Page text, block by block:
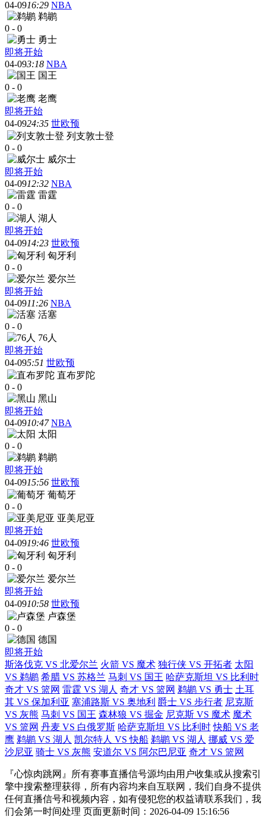
04-0916:29 NBA
鹈鹕
0 - 0
勇士
即将开始
04-093:18 NBA
国王
0 - 0
老鹰
即将开始
04-0924:35 世欧预
列支敦士登
0 - 0
威尔士
即将开始
04-0912:32 NBA
雷霆
0 - 0
湖人
即将开始
04-0914:23 世欧预
匈牙利
0 - 0
爱尔兰
即将开始
04-0911:26 NBA
活塞
0 - 0
76人
即将开始
04-095:51 世欧预
直布罗陀
0 - 0
黑山
即将开始
04-0910:47 NBA
太阳
0 - 0
鹈鹕
即将开始
04-0915:56 世欧预
葡萄牙
0 - 0
亚美尼亚
即将开始
04-0919:46 世欧预
匈牙利
0 - 0
爱尔兰
即将开始
04-0910:58 世欧预
卢森堡
0 - 0
德国
即将开始
斯洛伐克 VS 北爱尔兰 火箭 VS 魔术 独行侠 VS 开拓者 太阳
VS 鹈鹕 希腊 VS 苏格兰 马刺 VS 国王 哈萨克斯坦 VS 比利时
奇才 VS 篮网 雷霆 VS 湖人 奇才 VS 篮网 鹈鹕 VS 勇士 土耳
其 VS 保加利亚 塞浦路斯 VS 奥地利 爵士 VS 步行者 尼克斯
VS 灰熊 马刺 VS 国王 森林狼 VS 掘金 尼克斯 VS 魔术 魔术
VS 篮网 丹麦 VS 白俄罗斯 哈萨克斯坦 VS 比利时 快船 VS 老
鹰 鹈鹕 VS 湖人 凯尔特人 VS 快船 鹈鹕 VS 湖人 挪威 VS 爱
沙尼亚 骑士 VS 灰熊 安道尔 VS 阿尔巴尼亚 奇才 VS 篮网
『心惊肉跳网』所有赛事直播信号源均由用户收集或从搜索引
擎中搜索整理获得，所有内容均来自互联网，我们自身不提供
任何直播信号和视频内容，如有侵犯您的权益请联系我们，我
们会第一时间处理 页面更新时间：2026-04-09 15:16:56